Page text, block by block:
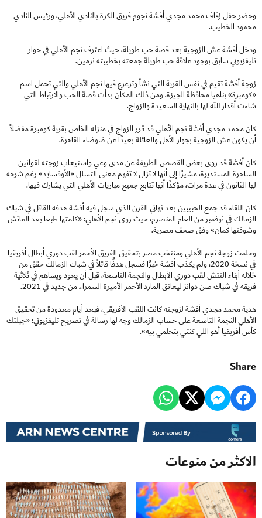
وحضر حفل زفاف محمد مجدي أفشة نجوم فريق الكرة بالنادي الأهلي، ورئيس النادي
محمود الخطيب.
ودخل أفشة عش الزوجية بعد قصة حب طويلة، حيث اعترف نجم الأهلي في حوار
تليفزيوني سابق بوجود علاقة حب طويلة جمعته بخطيبته نرمين.
زوجة أفشة تقيم في نفس القرية التي نشأ وترعرع فيها نجم الأهلي والتي تحمل اسم
«كومبرة» بناهيا محافظة الجيزة، ومن ذلك المكان بدأت قصة الحب والارتباط التي
شاءت أقدار الله لها بالنهاية السعيدة والزواج.
كان محمد مجدي أفشة نجم الأهلي قد قرر الزواج في منزله الخاص بقرية كومبرة مفضلاً
أن يكون عش الزوجية بجوار الأهل والعائلة بعيدًا عن ضوضاء القاهرة.
كان أفشة قد روى بعض القصص الطريفة عن مدى وعي واستيعاب زوجته لقوانين
الساحرة المستديرة، مشيرًا إلى أنها لا تزال لا تفهم معنى التسلل «الأوفسايد» رغم شرحه
لها القانون في عدة مرات، مؤكدًا أنها تتابع جميع مباريات الأهلي التي يشارك فيها.
كان اللقاء قد جمع الحبيبين بعد نهائي القرن الذي سجل فيه أفشة هدفه القاتل في شباك
الزمالك في نوفمبر من العام المنصرم، حيث روى نجم الأهلي: «كلمتها طبعا بعد الماتش
وشوفتها كمان» وفق صحف مصرية.
وحلمت زوجة نجم الأهلي ومنتخب مصر بتحقيق الفريق الأحمر لقب دوري أبطال أفريقيا
في نسخة 2020، ولم يكذب أفشة خبرًا فسجل هدفًا قاتلاً في شباك الزمالك حقق من
خلاله أبناء التتش لقب دوري الأبطال والنجمة التاسعة، قبل أن يعود ويساهم في ثلاثية
فريقه في شباك صن دوانز ليعانق المارد الأحمر الأميرة السمراء من جديد في 2021.
هدية محمد مجدي أفشة لزوجته كانت اللقب الأفريقي، فبعد أيام معدودة من تحقيق
الأهلي النجمة التاسعة على حساب الزمالك وجه لها رسالة في تصريح تليفزيوني: «جبلتك
كأس أفريقيا أهو اللي كنتي بتحلمي بيه».
Share
الاكثر من منوعات